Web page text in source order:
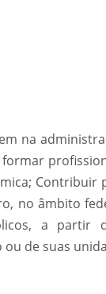
na
Contribuir
no âmbito
a partir
de suas